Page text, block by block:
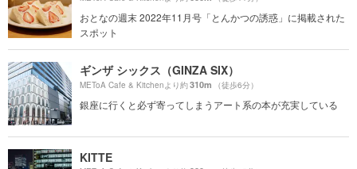
おとなの週末 2022年11月号「とんかつの誘惑」に掲載された
スポット
ギンザ シックス（GINZA SIX）
METoA Cafe & Kitchenより約310m （徒歩6分）
銀座に行くと必ず寄ってしまうアート系の本が充実している
KITTE